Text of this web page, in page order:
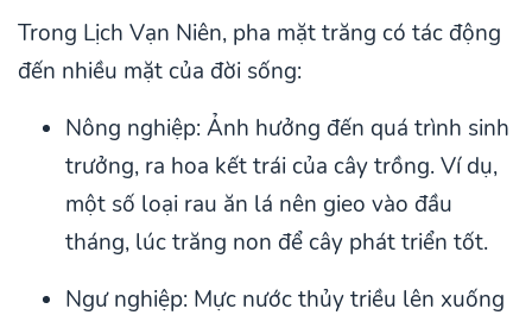
Trong Lịch Vạn Niên, pha mặt trăng có tác động
đến nhiều mặt của đời sống:
Nông nghiệp: Ảnh hưởng đến quá trình sinh
trưởng, ra hoa kết trái của cây trồng. Ví dụ,
một số loại rau ăn lá nên gieo vào đầu
tháng, lúc trăng non để cây phát triển tốt.
Ngư nghiệp: Mực nước thủy triều lên xuống